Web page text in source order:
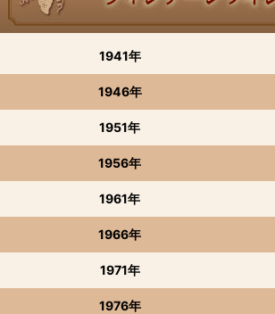
1941年
1946年
1951年
1956年
1961年
1966年
1971年
1976年